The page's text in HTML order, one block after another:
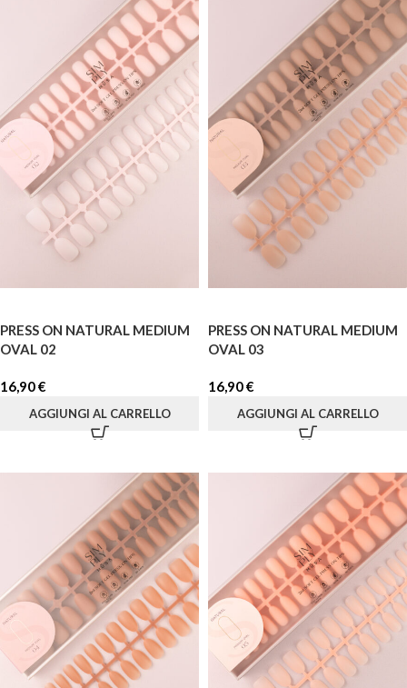
PRESS ON NATURAL MEDIUM
OVAL 02
16,90€
AGGIUNGI AL CARRELLO
PRESS ON NATURAL MEDIUM
OVAL 03
16,90€
AGGIUNGI AL CARRELLO